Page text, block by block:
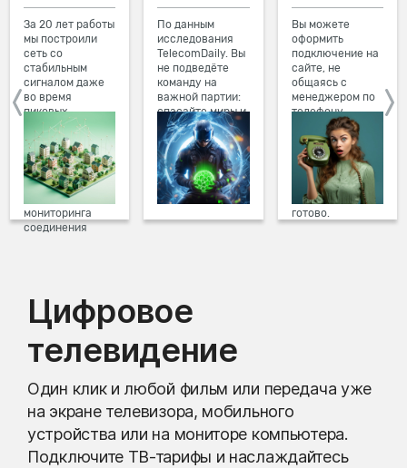
За 20 лет работы
мы построили
сеть со
стабильным
сигналом даже
во время
пиковых
нагрузок в
вечернее время.
Мы постоянно
обновляем наше
оборудование в
домах, а система
мониторинга
соединения
По данным
исследования
TelecomDaily. Вы
не подведёте
команду на
важной партии:
спасайте миры и
побеждайте с
друзьями в
онлайн-играх.
Вы можете
оформить
подключение на
сайте, не
общаясь с
менеджером по
телефону.
Просто в три
клика заполните
форму заявки на
сайте, выберите
дату и время
подключения,
готово.
Цифровое
телевидение
Один клик и любой фильм или передача уже
на экране телевизора, мобильного
устройства или на мониторе компьютера.
Подключите ТВ-тарифы и наслаждайтесь